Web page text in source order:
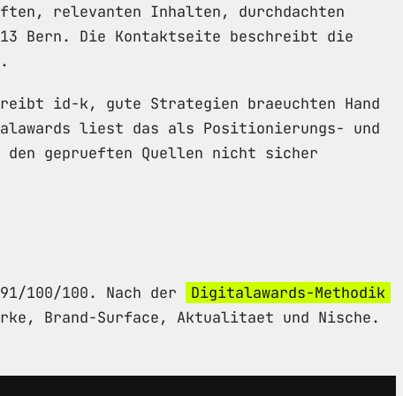
relevanten Inhalten, durchdachten
Bern. Die Kontaktseite beschreibt die
id-k, gute Strategien braeuchten Hand
liest das als Positionierungs- und
den geprueften Quellen nicht sicher
100/100. Nach der
Digitalawards-Methodik
Brand-Surface, Aktualitaet und Nische.